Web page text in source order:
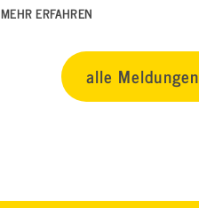
MEHR ERFAHREN
alle Meldungen